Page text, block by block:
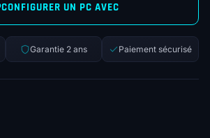
CONFIGURER UN PC AVEC
Garantie 2 ans Paiement sécurisé